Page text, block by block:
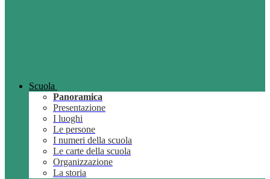
Scuola
Panoramica
Presentazione
I luoghi
Le persone
I numeri della scuola
Le carte della scuola
Organizzazione
La storia